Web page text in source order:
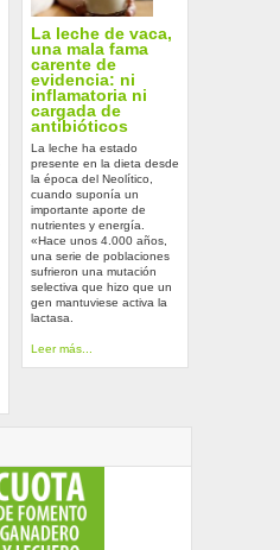
La leche de vaca,
una mala fama
carente de
evidencia: ni
inflamatoria ni
cargada de
antibióticos
La leche ha estado
presente en la dieta desde
la época del Neolítico,
cuando suponía un
importante aporte de
nutrientes y energía.
«Hace unos 4.000 años,
una serie de poblaciones
sufrieron una mutación
selectiva que hizo que un
gen mantuviese activa la
lactasa.
Leer más...